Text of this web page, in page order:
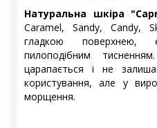
Натуральна шкіра
Caramel, Sandy, Candy,
гладкою поверхнею,
пилоподібним
царапається і не
користування, але у
морщення.